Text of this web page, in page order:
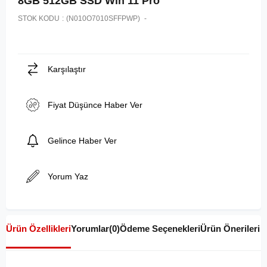
STOK KODU (N010O7010SFFPWP)
Karşılaştır
Fiyat Düşünce Haber Ver
Gelince Haber Ver
Yorum Yaz
Ürün ÖzellikleriYorumlar(0)Ödeme SeçenekleriÜrün Önerileri